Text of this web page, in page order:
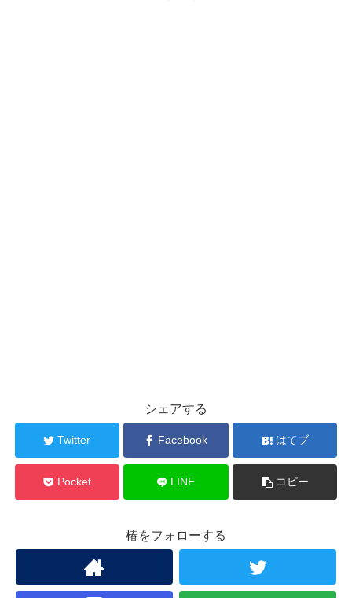
シェアする
Twitter Facebook はてブ
Pocket LINE コピー
椿をフォローする